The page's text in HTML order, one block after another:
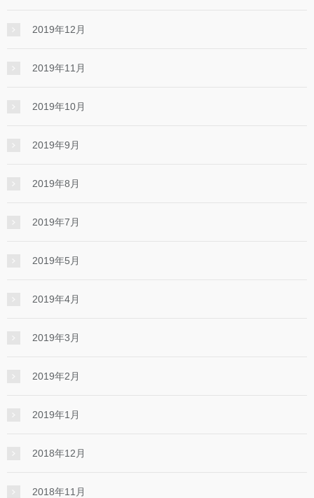
2019年12月
2019年11月
2019年10月
2019年9月
2019年8月
2019年7月
2019年5月
2019年4月
2019年3月
2019年2月
2019年1月
2018年12月
2018年11月